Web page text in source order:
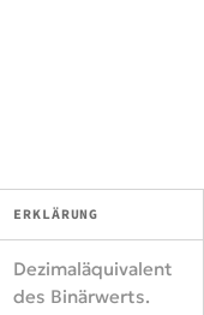
ERKLÄRUNG
Dezimaläquivalent
des Binärwerts.